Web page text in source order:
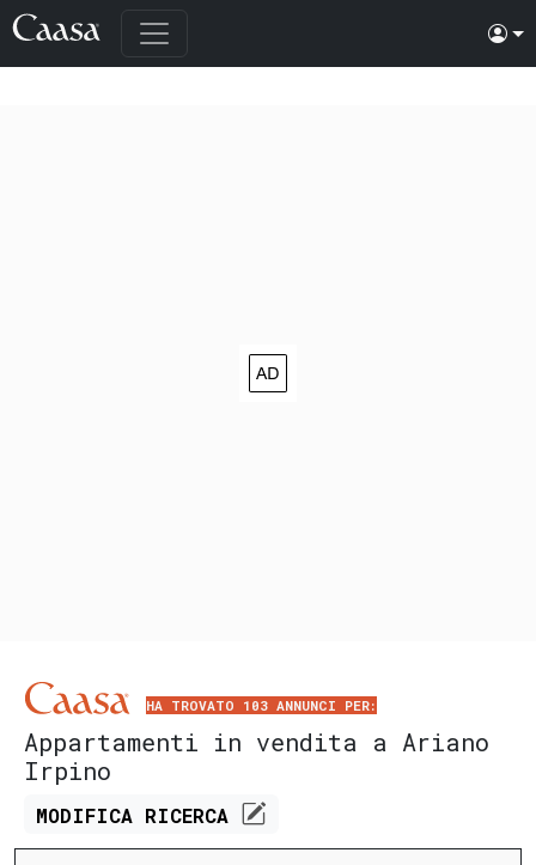
HA TROVATO 103 ANNUNCI PER:
Appartamenti in vendita a Ariano
Irpino
MODIFICA RICERCA